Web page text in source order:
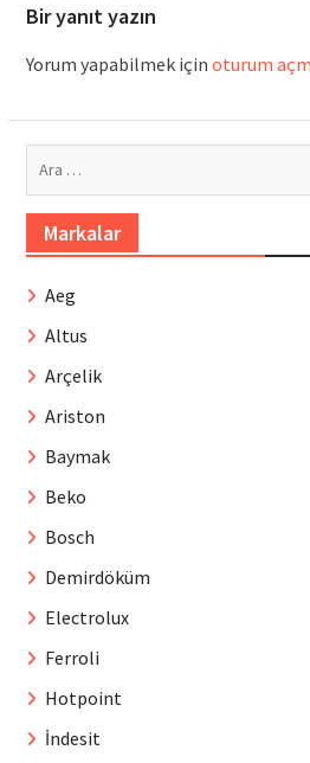
Bir yanıt yazın
Yorum yapabilmek için oturum
Markalar
Aeg
Altus
Arçelik
Ariston
Baymak
Beko
Bosch
Demirdöküm
Electrolux
Ferroli
Hotpoint
İndesit